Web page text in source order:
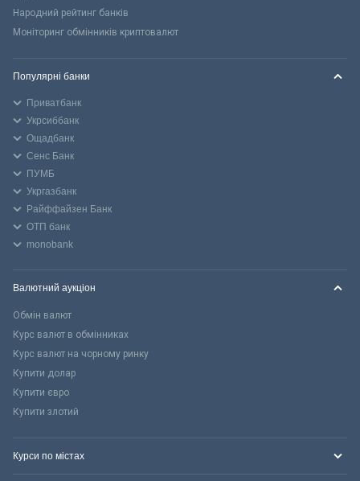
Народний рейтинг банків
Моніторинг обмінників криптовалют
Популярні банки
Приватбанк
Укрсиббанк
Ощадбанк
Сенс Банк
ПУМБ
Укргазбанк
Райффайзен Банк
ОТП банк
monobank
Валютний аукціон
Обмін валют
Курс валют в обмінниках
Курс валют на чорному ринку
Купити долар
Купити євро
Купити злотий
Курси по містах